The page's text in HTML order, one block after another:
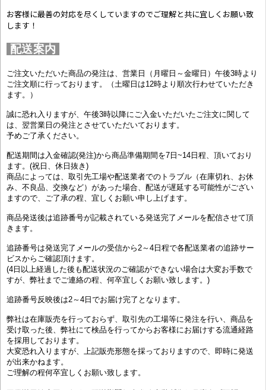
お客様に最善の対応を尽くしていますのでご理解と共に宜しくお願い致
します！
配送案内
ご注文いただいた商品の発注は、営業日（月曜日～金曜日）午後3時より
ご注文順に行っております。（土曜日は12時より順次行わせていただき
ます。）
誠に恐れ入りますが、午後3時以降にご入金いただいたご注文に関して
は、翌営業日の発注とさせていただいております。
予めご了承ください。
配送期間は入金確認(発注)から商品準備期間を7日~14日程、頂いており
ます。(祝日、休日抜き)
商品によっては、取引先工場や配送業者でのトラブル（在庫切れ、お休
み、不良品、交換など）があった場合、配送が遅延する可能性がござい
ますので、ご了承の程、宜しくお願い申し上げます。
商品発送後は追跡番号が記載されている発送完了メールを配信させて頂
きます。
追跡番号は発送完了メールの受信から2～4日程で各配送業者の追跡サー
ビスからご確認頂けます。
(4日以上経過した後も配送状況のご確認ができない場合は大変お手数で
すが、弊社までご連絡の程、何卒宜しくお願い致します。)
追跡番号反映後は2～4日でお届け完了となります。
弊社は在庫販売を行っておらず、取引先の工場等に発注を行い、商品を
受け取った後、弊社にて検品を行ってからお客様にお届けする流通経路
を採用しております。
大変恐れ入りますが、上記販売形態を採っておりますので、即時に発送
が出来かねます。
ご理解の程何卒宜しくお願い致します。